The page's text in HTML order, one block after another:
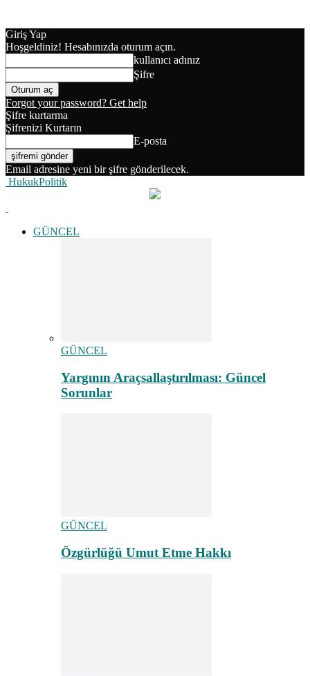
Giriş Yap
Hoşgeldiniz! Hesabınızda oturum açın.
kullanıcı adınız
Şifre
Forgot your password? Get help
Şifre kurtarma
Şifrenizi Kurtarın
E-posta
Email adresine yeni bir şifre gönderilecek.
HukukPolitik
GÜNCEL
GÜNCEL
Yargının Araçsallaştırılması: Güncel
Sorunlar
GÜNCEL
Özgürlüğü Umut Etme Hakkı